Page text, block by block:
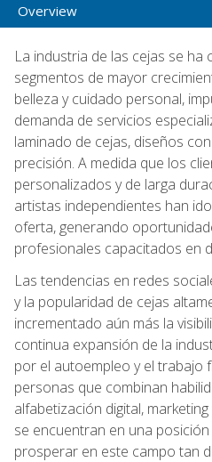
Overview
La industria de las cejas se
segmentos de mayor
belleza y cuidado personal,
demanda de servicios
laminado de cejas, diseños
precisión. A medida que los
personalizados y de larga
artistas independientes han
oferta, generando
profesionales capacitados en
Las tendencias en redes
y la popularidad de cejas
incrementado aún más la
continua expansión de la
por el autoempleo y el trabajo
personas que combinan
alfabetización digital,
se encuentran en una
prosperar en este campo tan